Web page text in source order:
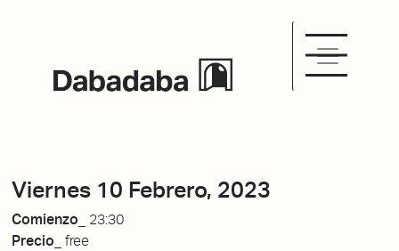
Viernes 10 Febrero, 2023
Comienzo_ 23:30
Precio_ free